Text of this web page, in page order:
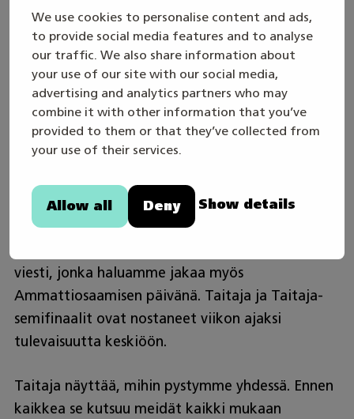
We use cookies to personalise content and ads,
to provide social media features and to analyse
our traffic. We also share information about
your use of our site with our social media,
advertising and analytics partners who may
combine it with other information that you’ve
provided to them or that they’ve collected from
your use of their services.
Allow all Deny Show details
joustavia ja yksilöllisiä.
Taitaja-polku ei siis ole vain kilpailumatka. Se on
tulevaisuuden rakentamisen matka. Se voi alkaa
perustutkinnosta, kulkea ammattikorkeakoulun
kautta työelämään ja jatkua läpi elämän.
Ammattiosaaminen ei ole valmis paketti. Se on
jatkuvaa kehittymistä.
viesti, jonka haluamme jakaa myös
Ammattiosaamisen päivänä. Taitaja ja Taitaja-
semifinaalit ovat nostaneet viikon ajaksi
tulevaisuutta keskiöön.
Taitaja näyttää, mihin pystymme yhdessä. Ennen
kaikkea se kutsuu meidät kaikki mukaan